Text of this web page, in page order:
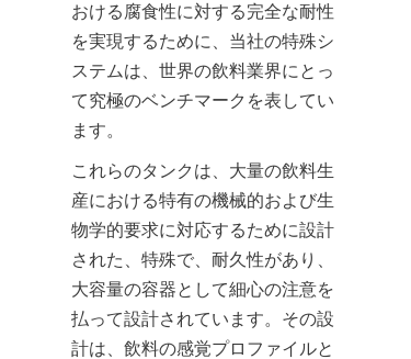
おける腐食性に対する完全な耐性
を実現するために、当社の特殊シ
ステムは、世界の飲料業界にとっ
て究極のベンチマークを表してい
ます。
これらのタンクは、大量の飲料生
産における特有の機械的および生
物学的要求に対応するために設計
された、特殊で、耐久性があり、
大容量の容器として細心の注意を
払って設計されています。その設
計は、飲料の感覚プロファイルと